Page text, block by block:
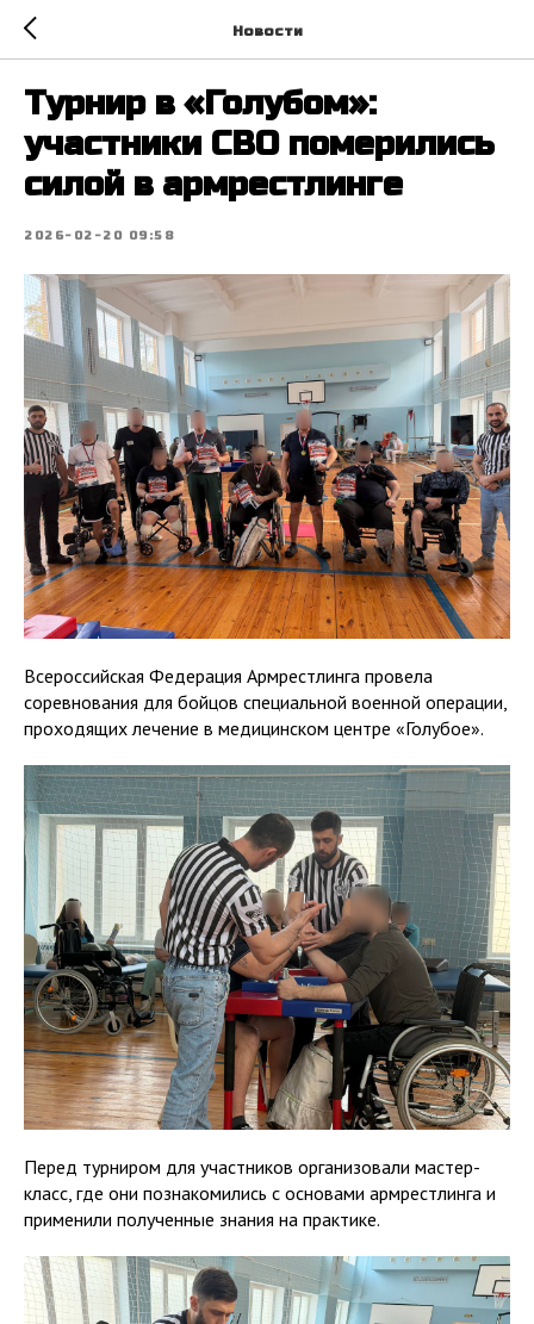
Новости
Турнир в «Голубом»:
участники СВО померились
силой в армрестлинге
2026-02-20 09:58
Всероссийская Федерация Армрестлинга провела
соревнования для бойцов специальной военной операции,
проходящих лечение в медицинском центре «Голубое».
Перед турниром для участников организовали мастер-
класс, где они познакомились с основами армрестлинга и
применили полученные знания на практике.